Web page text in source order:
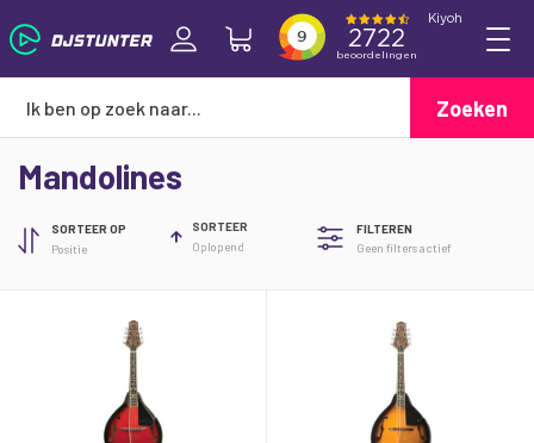
Zoeken
Mandolines
SORTEER OP
SORTEER
Oplopend
FILTEREN
Geen filters actief